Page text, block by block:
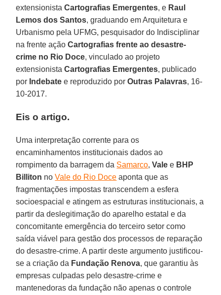
extensionistaCartografias Emergentes, e Raul
Lemos dos Santos, graduando em Arquitetura e
Urbanismo pela UFMG, pesquisador do Indisciplinar
na frente açãoCartografias frente ao desastre-
crime no Rio Doce, vinculado ao projeto
extensionistaCartografias Emergentes, publicado
por Indebate e reproduzido porOutras Palavras, 16-
10-2017.
Eis o artigo.
Uma interpretação corrente para os
encaminhamentos institucionais dados ao
rompimento da barragem da Samarco,Vale e BHP
Billiton noVale do Rio Doce aponta que as
fragmentações impostas transcendem a esfera
socioespacial e atingem as estruturas institucionais, a
partir da deslegitimação do aparelho estatal e da
concomitante emergência do terceiro setor como
saída viável para gestão dos processos de reparação
do desastre-crime. A partir deste argumento justificou-
se a criação da Fundação Renova, que garantiu às
empresas culpadas pelo desastre-crime e
mantenedoras da fundação não apenas o controle